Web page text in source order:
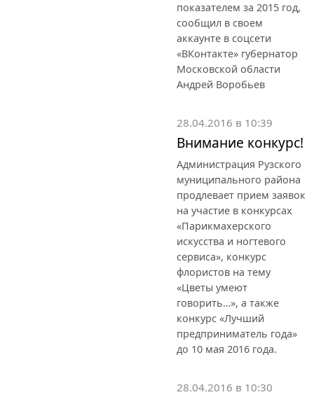
показателем за 2015 год,
сообщил в своем
аккаунте в соцсети
«ВКонтакте» губернатор
Московской области
Андрей Воробьев
28.04.2016 в 10:39
Внимание конкурс!
Администрация Рузского
муниципального района
продлевает прием заявок
на участие в конкурсах
«Парикмахерского
искусства и ногтевого
сервиса», конкурс
флористов на тему
«Цветы умеют
говорить…», а также
конкурс «Лучший
предприниматель года»
до 10 мая 2016 года.
28.04.2016 в 10:30